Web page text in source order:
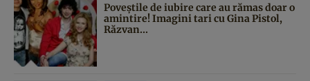
Poveştile de iubire care au rămas doar o
amintire! Imagini tari cu Gina Pistol,
Răzvan...